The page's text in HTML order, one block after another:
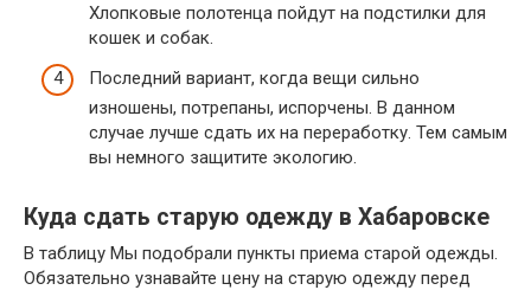
Хлопковые полотенца пойдут на подстилки для
кошек и собак.
Последний вариант, когда вещи сильно
изношены, потрепаны, испорчены. В данном
случае лучше сдать их на переработку. Тем самым
вы немного защитите экологию.
Куда сдать старую одежду в Хабаровске
В таблицу Мы подобрали пункты приема старой одежды.
Обязательно узнавайте цену на старую одежду перед